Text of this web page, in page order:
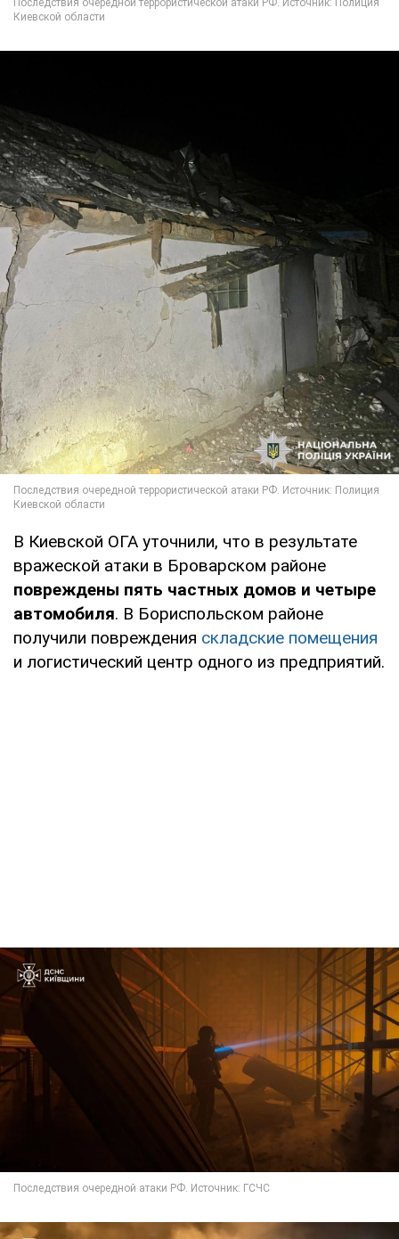
В Киевской ОГА уточнили, что в результате
вражеской атаки в Броварском районе
повреждены пять частных домов и четыре
автомобиля. В Бориспольском районе
получили повреждения складские помещения
и логистический центр одного из предприятий.